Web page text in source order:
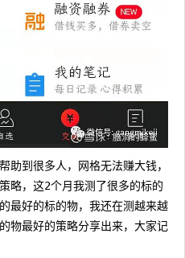
助到很多人，网格无法赚大钱，
略，这2个月我测了很多的标的
最好的标的物，我还在测越来越
物最好的策略分享出来，大家记